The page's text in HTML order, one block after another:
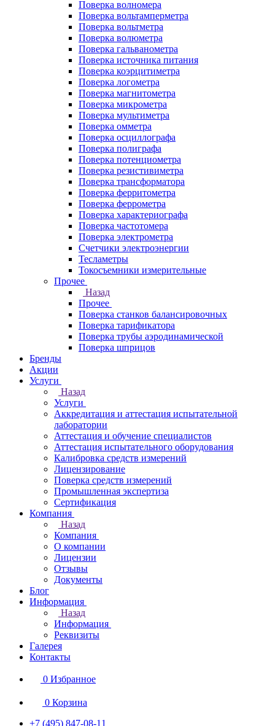
Поверка волномера
Поверка вольтамперметра
Поверка вольтметра
Поверка волюметра
Поверка гальванометра
Поверка источника питания
Поверка коэрцитиметра
Поверка логометра
Поверка магнитометра
Поверка микрометра
Поверка мультиметра
Поверка омметра
Поверка осциллографа
Поверка полиграфа
Поверка потенциометра
Поверка резистивиметра
Поверка трансформатора
Поверка ферритометра
Поверка феррометра
Поверка характериографа
Поверка частотомера
Поверка электрометра
Счетчики электроэнергии
Тесламетры
Токосъемники измерительные
Прочее
Назад
Прочее
Поверка станков балансировочных
Поверка тарификатора
Поверка трубы аэродинамической
Поверка шприцов
Бренды
Акции
Услуги
Назад
Услуги
Аккредитация и аттестация испытательной
лаборатории
Аттестация и обучение специалистов
Аттестация испытательного оборудования
Калибровка средств измерений
Лицензирование
Поверка средств измерений
Промышленная экспертиза
Сертификация
Компания
Назад
Компания
О компании
Лицензии
Отзывы
Документы
Блог
Информация
Назад
Информация
Реквизиты
Галерея
Контакты
0 Избранное
0 Корзина
+7 (495) 847-08-11